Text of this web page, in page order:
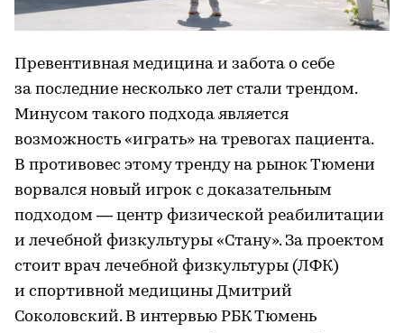
Превентивная медицина и забота о себе
за последние несколько лет стали трендом.
Минусом такого подхода является
возможность «играть» на тревогах пациента.
В противовес этому тренду на рынок Тюмени
ворвался новый игрок с доказательным
подходом — центр физической реабилитации
и лечебной физкультуры «Стану». За проектом
стоит врач лечебной физкультуры (ЛФК)
и спортивной медицины Дмитрий
Соколовский. В интервью РБК Тюмень